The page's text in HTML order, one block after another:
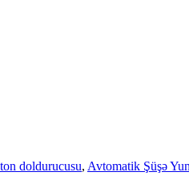
doldurucusu, Avtomatik Şüşə